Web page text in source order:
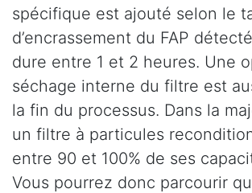
spécifique est ajouté selon le
d’encrassement du FAP
dure entre 1 et 2 heures. Une
séchage interne du filtre est
la fin du processus. Dans la
un filtre à particules
entre 90 et 100% de ses
Vous pourrez donc parcourir